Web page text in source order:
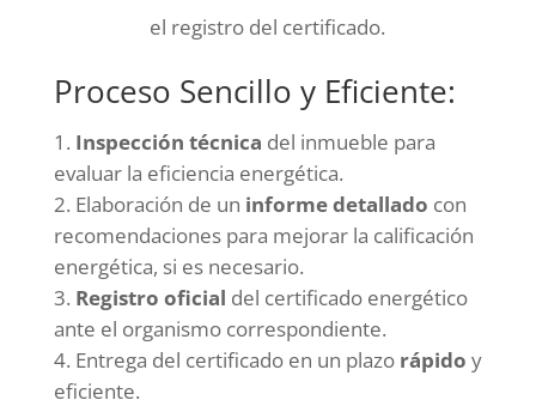
el registro del certificado.
Proceso Sencillo y Eficiente:
Inspección técnica del inmueble para
evaluar la eficiencia energética.
Elaboración de un informe detallado con
recomendaciones para mejorar la calificación
energética, si es necesario.
Registro oficial del certificado energético
ante el organismo correspondiente.
Entrega del certificado en un plazo rápido y
eficiente.